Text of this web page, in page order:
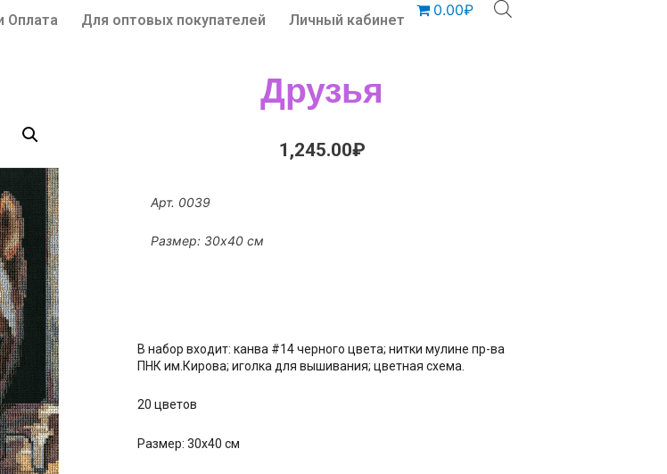
Оплата Для оптовых покупателей Личный кабинет
0.00₽
Друзья
1,245.00₽
Арт. 0039
Размер: 30х40 см
В набор входит: канва #14 черного цвета; нитки мулине пр-ва
ПНК им.Кирова; иголка для вышивания; цветная схема.
20 цветов
Размер: 30х40 см